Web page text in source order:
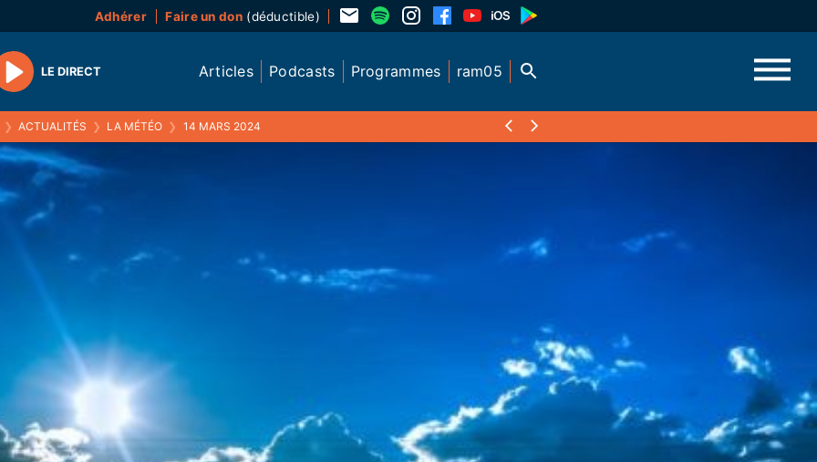
Adhérer Faire un don(déductible)
Play
LE DIRECT Articles Podcasts Programmes ram05
❯ ACTUALITÉS ❯ LA MÉTÉO ❯ 14 MARS 2024